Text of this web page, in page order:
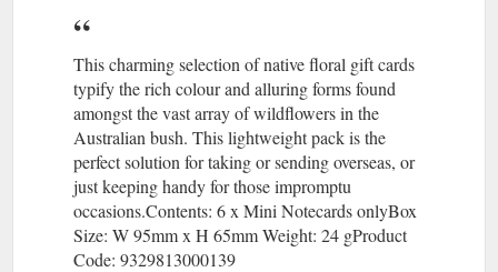
This charming selection of native floral gift cards
typify the rich colour and alluring forms found
amongst the vast array of wildflowers in the
Australian bush. This lightweight pack is the
perfect solution for taking or sending overseas, or
just keeping handy for those impromptu
occasions.Contents: 6 x Mini Notecards onlyBox
Size: W 95mm x H 65mm Weight: 24 gProduct
Code: 9329813000139